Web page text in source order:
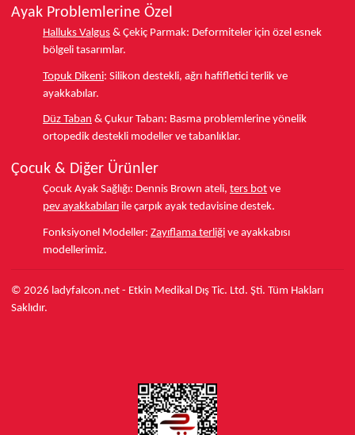
Ayak Problemlerine Özel
Halluks Valgus & Çekiç Parmak: Deformiteler için özel esnek
bölgeli tasarımlar.
Topuk Dikeni: Silikon destekli, ağrı hafifletici terlik ve
ayakkabılar.
Düz Taban & Çukur Taban: Basma problemlerine yönelik
ortopedik destekli modeller ve tabanlıklar.
Çocuk & Diğer Ürünler
Çocuk Ayak Sağlığı: Dennis Brown ateli, ters bot ve
pev ayakkabıları ile çarpık ayak tedavisine destek.
Fonksiyonel Modeller: Zayıflama terliği ve ayakkabısı
modellerimiz.
© 2026 ladyfalcon.net - Etkin Medikal Dış Tic. Ltd. Şti. Tüm Hakları
Saklıdır.